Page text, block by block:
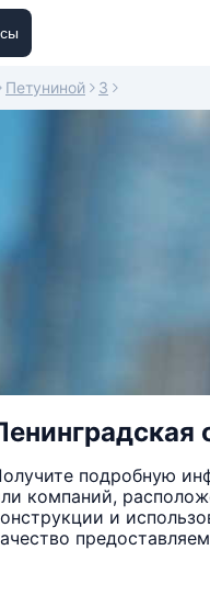
Петуниной 3
подробную
компаний,
и